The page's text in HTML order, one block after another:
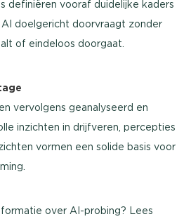
definiëren vooraf duidelijke kaders
doelgericht doorvraagt zonder
of eindeloos doorgaat.
vervolgens geanalyseerd en
inzichten in drijfveren, percepties
vormen een solide basis voor
over AI-probing? Lees